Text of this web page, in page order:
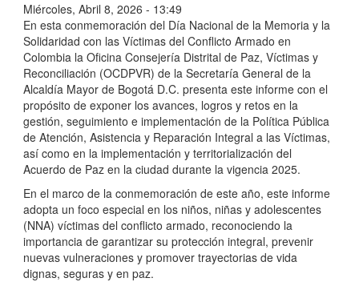
Miércoles, Abril 8, 2026 - 13:49
En esta conmemoración del Día Nacional de la Memoria y la
Solidaridad con las Víctimas del Conflicto Armado en
Colombia la Oficina Consejería Distrital de Paz, Víctimas y
Reconciliación (OCDPVR) de la Secretaría General de la
Alcaldía Mayor de Bogotá D.C. presenta este informe con el
propósito de exponer los avances, logros y retos en la
gestión, seguimiento e implementación de la Política Pública
de Atención, Asistencia y Reparación Integral a las Víctimas,
así como en la implementación y territorialización del
Acuerdo de Paz en la ciudad durante la vigencia 2025.
En el marco de la conmemoración de este año, este informe
adopta un foco especial en los niños, niñas y adolescentes
(NNA) víctimas del conflicto armado, reconociendo la
importancia de garantizar su protección integral, prevenir
nuevas vulneraciones y promover trayectorias de vida
dignas, seguras y en paz.